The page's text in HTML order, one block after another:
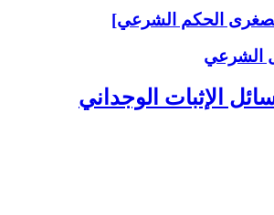
الحكم الشرعي]
الشرعي‏
الإثبات الوجداني